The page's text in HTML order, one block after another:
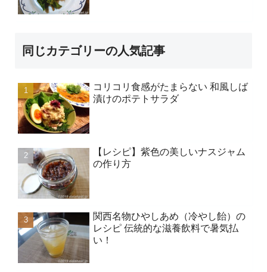
同じカテゴリーの人気記事
コリコリ食感がたまらない 和風しば
漬けのポテトサラダ
【レシピ】紫色の美しいナスジャム
の作り方
関西名物ひやしあめ（冷やし飴）の
レシピ 伝統的な滋養飲料で暑気払
い！